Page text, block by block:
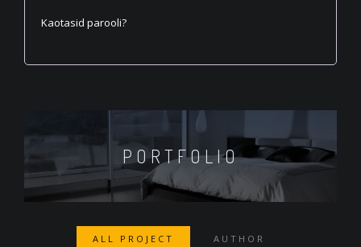
Kaotasid parooli?
PORTFOLIO
ALL PROJECT AUTHOR